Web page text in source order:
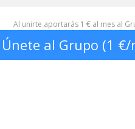
Al unirte aportarás 1 € al mes al
Únete al Grupo (1 €/